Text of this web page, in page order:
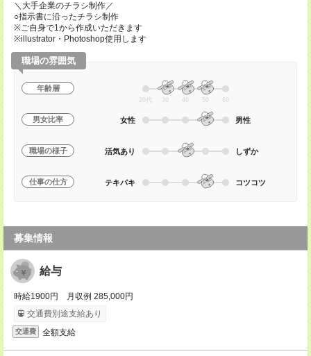
＼大手企業のチラシ制作／
○指示書に沿ったチラシ制作
※ご自身で1から作成いただきます
※illustrator・Photoshop使用します
職場の雰囲気
年齢層
20代 30 40 50 60
男女比率 女性 男性
職場の様子 活気あり しずか
仕事の仕方 テキパキ コツコツ
募集情報
給与
時給1900円 月収例 285,000円
交通費別途支給あり
交通費 全額支給